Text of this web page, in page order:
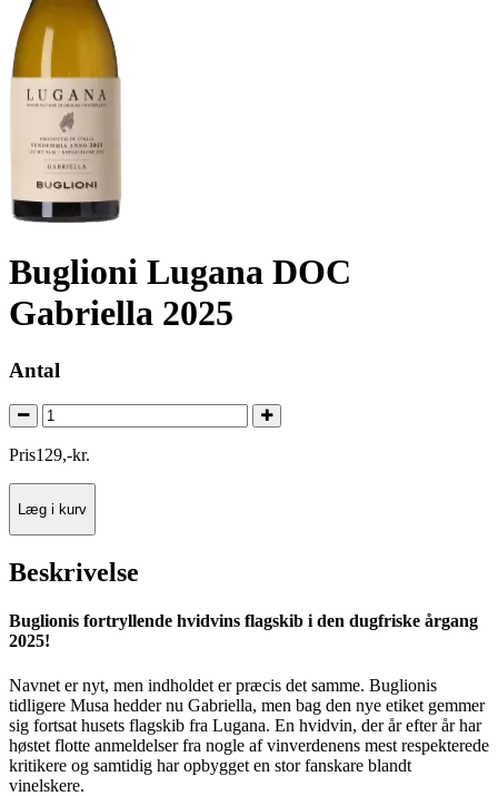
Buglioni Lugana DOC
Gabriella 2025
Antal
Pris129,-kr.
Læg i kurv
Beskrivelse
Buglionis fortryllende hvidvins flagskib i den dugfriske årgang
2025!
Navnet er nyt, men indholdet er præcis det samme. Buglionis
tidligere Musa hedder nu Gabriella, men bag den nye etiket gemmer
sig fortsat husets flagskib fra Lugana. En hvidvin, der år efter år har
høstet flotte anmeldelser fra nogle af vinverdenens mest respekterede
kritikere og samtidig har opbygget en stor fanskare blandt
vinelskere.